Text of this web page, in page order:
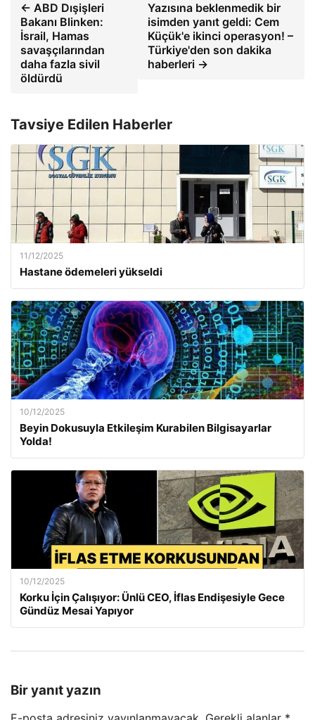
← ABD Dışişleri
Bakanı Blinken:
İsrail, Hamas
savaşçılarından
daha fazla sivil
öldürdü
Yazısına beklenmedik bir
isimden yanıt geldi: Cem
Küçük'e ikinci operasyon! –
Türkiye'den son dakika
haberleri →
Tavsiye Edilen Haberler
11/12/2025
Hastane ödemeleri yükseldi
10/12/2025
Beyin Dokusuyla Etkileşim Kurabilen Bilgisayarlar
Yolda!
10/12/2025
Korku İçin Çalışıyor: Ünlü CEO, İflas Endişesiyle Gece
Gündüz Mesai Yapıyor
Bir yanıt yazın